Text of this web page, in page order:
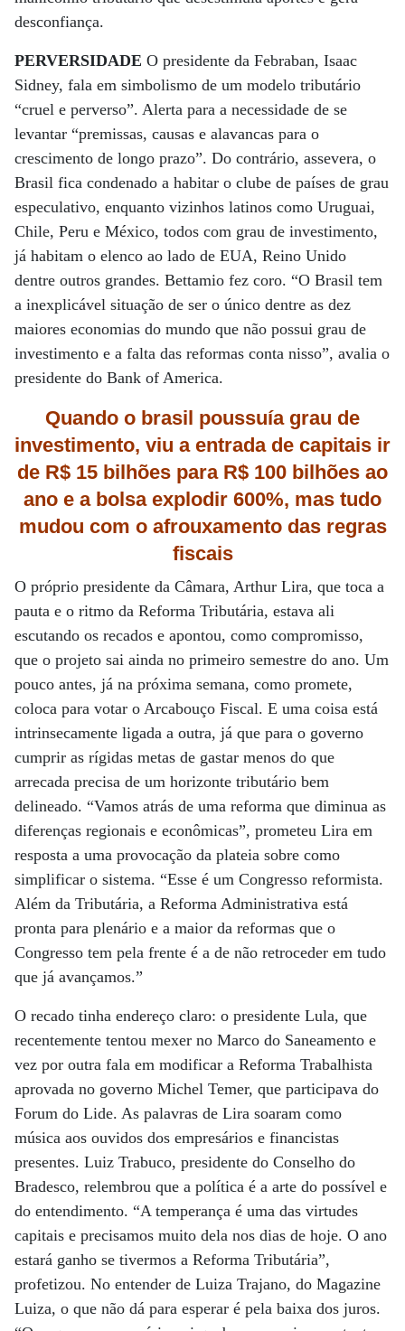
desconfiança.
PERVERSIDADE O presidente da Febraban, Isaac
Sidney, fala em simbolismo de um modelo tributário
“cruel e perverso”. Alerta para a necessidade de se
levantar “premissas, causas e alavancas para o
crescimento de longo prazo”. Do contrário, assevera, o
Brasil fica condenado a habitar o clube de países de grau
especulativo, enquanto vizinhos latinos como Uruguai,
Chile, Peru e México, todos com grau de investimento,
já habitam o elenco ao lado de EUA, Reino Unido
dentre outros grandes. Bettamio fez coro. “O Brasil tem
a inexplicável situação de ser o único dentre as dez
maiores economias do mundo que não possui grau de
investimento e a falta das reformas conta nisso”, avalia o
presidente do Bank of America.
Quando o brasil poussuía grau de
investimento, viu a entrada de capitais ir
de R$ 15 bilhões para R$ 100 bilhões ao
ano e a bolsa explodir 600%, mas tudo
mudou com o afrouxamento das regras
fiscais
O próprio presidente da Câmara, Arthur Lira, que toca a
pauta e o ritmo da Reforma Tributária, estava ali
escutando os recados e apontou, como compromisso,
que o projeto sai ainda no primeiro semestre do ano. Um
pouco antes, já na próxima semana, como promete,
coloca para votar o Arcabouço Fiscal. E uma coisa está
intrinsecamente ligada a outra, já que para o governo
cumprir as rígidas metas de gastar menos do que
arrecada precisa de um horizonte tributário bem
delineado. “Vamos atrás de uma reforma que diminua as
diferenças regionais e econômicas”, prometeu Lira em
resposta a uma provocação da plateia sobre como
simplificar o sistema. “Esse é um Congresso reformista.
Além da Tributária, a Reforma Administrativa está
pronta para plenário e a maior da reformas que o
Congresso tem pela frente é a de não retroceder em tudo
que já avançamos.”
O recado tinha endereço claro: o presidente Lula, que
recentemente tentou mexer no Marco do Saneamento e
vez por outra fala em modificar a Reforma Trabalhista
aprovada no governo Michel Temer, que participava do
Forum do Lide. As palavras de Lira soaram como
música aos ouvidos dos empresários e financistas
presentes. Luiz Trabuco, presidente do Conselho do
Bradesco, relembrou que a política é a arte do possível e
do entendimento. “A temperança é uma das virtudes
capitais e precisamos muito dela nos dias de hoje. O ano
estará ganho se tivermos a Reforma Tributária”,
profetizou. No entender de Luiza Trajano, do Magazine
Luiza, o que não dá para esperar é pela baixa dos juros.